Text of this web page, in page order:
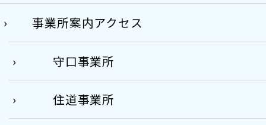
事業所案内アクセス
守口事業所
住道事業所